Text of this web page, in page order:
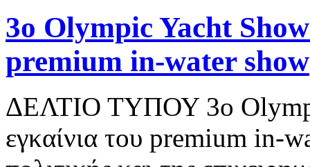
3ο Olympic Yacht
premium in-water show
ΔΕΛΤΙΟ ΤΥΠΟΥ 3ο
εγκαίνια του premium in-